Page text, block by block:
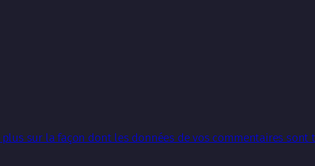
plus sur la façon dont les données de vos commentaires sont